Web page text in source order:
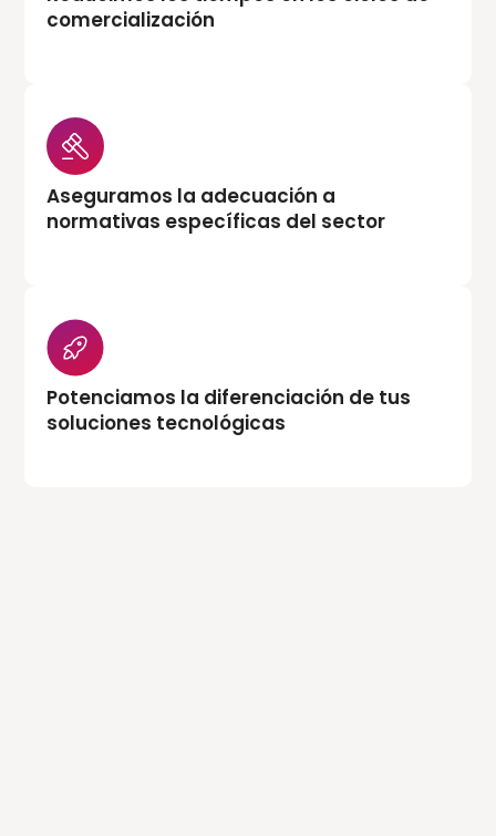
comercialización
Aseguramos la adecuación a
normativas específicas del sector
Potenciamos la diferenciación de tus
soluciones tecnológicas